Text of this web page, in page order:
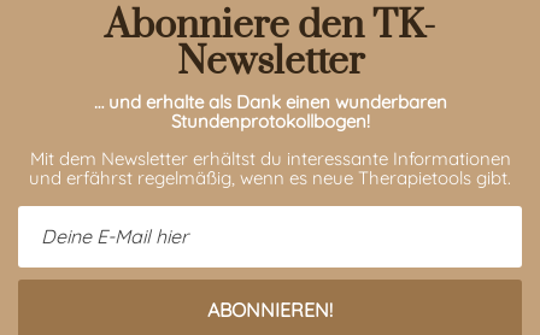
Abonniere den TK-
Newsletter
… und erhalte als Dank einen wunderbaren
Stundenprotokollbogen!
Mit dem Newsletter erhältst du interessante Informationen
und erfährst regelmäßig, wenn es neue Therapietools gibt.